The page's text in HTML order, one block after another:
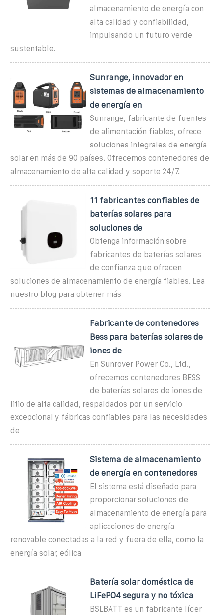
almacenamiento de energía con
alta calidad y confiabilidad,
impulsando un futuro verde
sustentable.
Sunrange, innovador en
sistemas de almacenamiento
de energía en
Sunrange, fabricante de fuentes
de alimentación fiables, ofrece
soluciones integrales de energía
solar en más de 90 países. Ofrecemos contenedores de
almacenamiento de alta calidad y soporte 24/7.
11 fabricantes confiables de
baterías solares para
soluciones de
Obtenga información sobre
fabricantes de baterías solares
de confianza que ofrecen
soluciones de almacenamiento de energía fiables. Lea
nuestro blog para obtener más
Fabricante de contenedores
Bess para baterías solares de
iones de
En Sunrover Power Co., Ltd.,
ofrecemos contenedores BESS
de baterías solares de iones de
litio de alta calidad, respaldados por un servicio
excepcional y fábricas confiables para las necesidades
de
Sistema de almacenamiento
de energía en contenedores
El sistema está diseñado para
proporcionar soluciones de
almacenamiento de energía para
aplicaciones de energía
renovable conectadas a la red y fuera de ella, como la
energía solar, eólica
Batería solar doméstica de
LiFePO4 segura y no tóxica
BSLBATT es un fabricante líder